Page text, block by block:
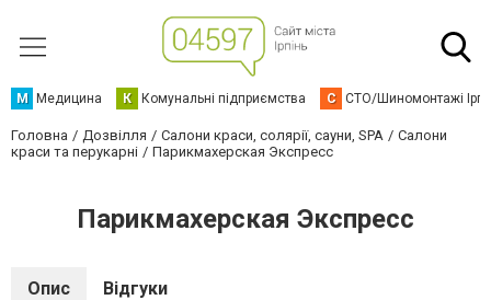
М Медицина К Комунальні підприємства С СТО/Шиномонтажі
Головна Дозвілля Салони краси, солярії, сауни, SPA
Салони
краси та перукарні
Парикмахерская Экспресс
Парикмахерская Экспресс
Опис Відгуки